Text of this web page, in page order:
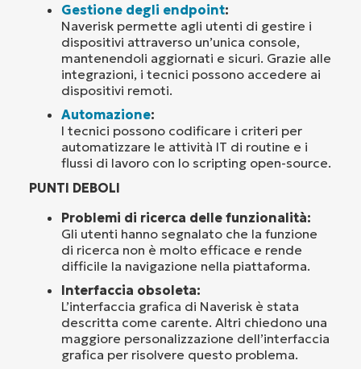
Gestione degli endpoint:
Naverisk permette agli utenti di gestire i
dispositivi attraverso un’unica console,
mantenendoli aggiornati e sicuri. Grazie alle
integrazioni, i tecnici possono accedere ai
dispositivi remoti.
Automazione:
I tecnici possono codificare i criteri per
automatizzare le attività IT di routine e i
flussi di lavoro con lo scripting open-source.
PUNTI DEBOLI
Problemi di ricerca delle funzionalità:
Gli utenti hanno segnalato che la funzione
di ricerca non è molto efficace e rende
difficile la navigazione nella piattaforma.
Interfaccia obsoleta:
L’interfaccia grafica di Naverisk è stata
descritta come carente. Altri chiedono una
maggiore personalizzazione dell’interfaccia
grafica per risolvere questo problema.